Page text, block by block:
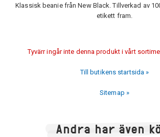
Klassisk beanie från New Black. Tillverkad av
etikett fram.
Tyvärr ingår inte denna produkt i vårt
Till butikens startsida »
Sitemap »
Andra har även